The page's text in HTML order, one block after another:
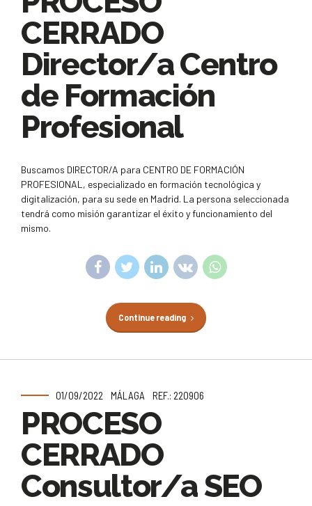
CERRADO
Director/a Centro
de Formación
Profesional
Buscamos DIRECTOR/A para CENTRO DE FORMACIÓN
PROFESIONAL, especializado en formación tecnológica y
digitalización, para su sede en Madrid. La persona seleccionada
tendrá como misión garantizar el éxito y funcionamiento del
mismo.
Continue reading
01/09/2022 MÁLAGA REF.: 220906
PROCESO
CERRADO
Consultor/a SEO